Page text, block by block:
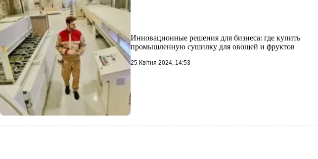
Инновационные решения для бизнеса: где купить
промышленную сушилку для овощей и фруктов
25 Квітня 2024, 14:53